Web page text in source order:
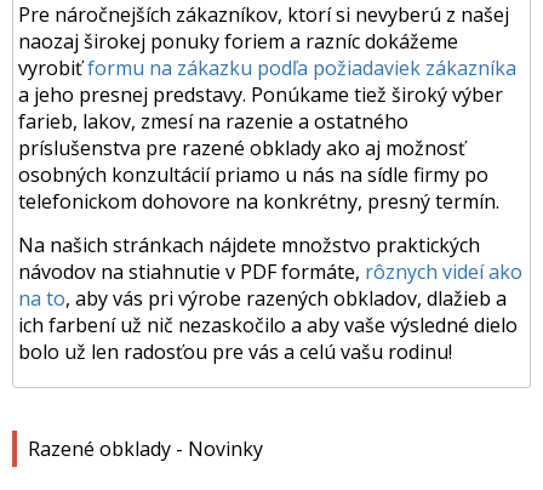
Razené obklady - Novinky
Pre náročnejších zákazníkov, ktorí si nevyberú z našej
naozaj širokej ponuky foriem a razníc dokážeme
vyrobiťformu na zákazku podľa požiadaviek zákazníka
a jeho presnej predstavy. Ponúkame tiež široký výber
farieb, lakov, zmesí na razenie a ostatného
príslušenstva pre razené obklady ako aj možnosť
osobných konzultácií priamo u nás na sídle firmy po
telefonickom dohovore na konkrétny, presný termín.
Na našich stránkach nájdete množstvo praktických
návodov na stiahnutie v PDF formáte, rôznych videí ako
na to, aby vás pri výrobe razených obkladov, dlažieb a
ich farbení už nič nezaskočilo a aby vaše výsledné dielo
bolo už len radosťou pre vás a celú vašu rodinu!